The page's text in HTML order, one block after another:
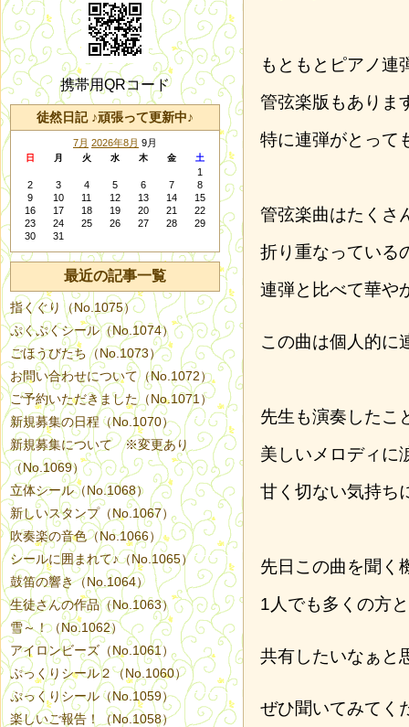
もともとピアノ連
管弦楽版もありま
特に連弾がとって
管弦楽曲はたくさ
折り重なっている
連弾と比べて華や
この曲は個人的に
先生も演奏したこ
美しいメロディに
甘く切ない気持ち
先日この曲を聞く
1人でも多くの方
共有したいなぁと
ぜひ聞いてみてく
携帯用QRコード
徒然日記 ♪頑張って更新中♪
7月 2026年8月 9月
日 月 火 水 木 金 土
1
2
3 4 5 6 7
8
9
10 11 12 13 14
15
16
17 18 19 20 21
22
23
24 25 26 27 28
29
30
31
最近の記事一覧
指くぐり（No.1075）
ぷくぷくシール（No.1074）
ごほうびたち（No.1073）
お問い合わせについて（No.1072）
ご予約いただきました（No.1071）
新規募集の日程（No.1070）
新規募集について ※変更あり
（No.1069）
立体シール（No.1068）
新しいスタンプ（No.1067）
吹奏楽の音色（No.1066）
シールに囲まれて♪（No.1065）
鼓笛の響き（No.1064）
生徒さんの作品（No.1063）
雪～！（No.1062）
アイロンビーズ（No.1061）
ぷっくりシール２（No.1060）
ぷっくりシール（No.1059）
楽しいご報告！（No.1058）